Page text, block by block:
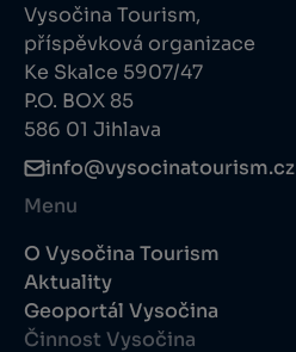
Vysočina Tourism,
příspěvková organizace
Ke Skalce 5907/47
P.O. BOX 85
586 01 Jihlava
info@vysocinatourism.cz
Menu
O Vysočina Tourism
Aktuality
Geoportál Vysočina
Činnost Vysočina